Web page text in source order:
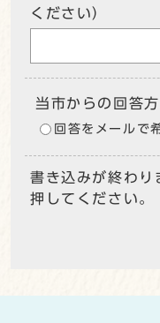
ください）
当市からの回答
回答をメールで
書き込みが終わり
押してください。